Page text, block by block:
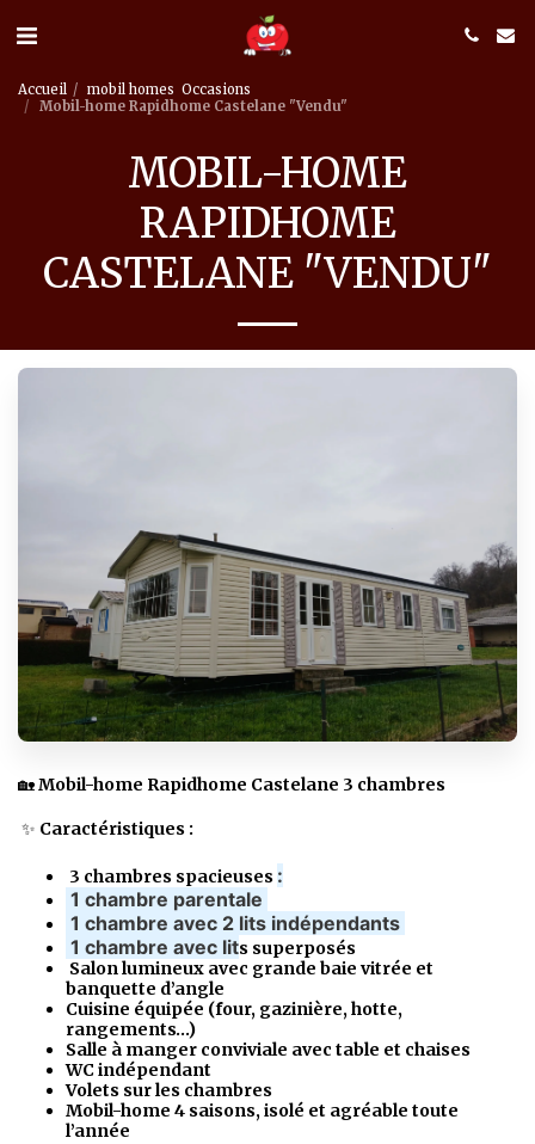
Accueil
mobil homes Occasions
Mobil-home Rapidhome Castelane "Vendu"
MOBIL-HOME
RAPIDHOME
CASTELANE "VENDU"
🏡Mobil-home Rapidhome Castelane 3 chambres
✨ Caractéristiques :
3 chambres spacieuses :
1 chambre parentale
1 chambre avec 2 lits indépendants
1 chambre avec lits superposés
Salon lumineux avec grande baie vitrée et
banquette d’angle
Cuisine équipée (four, gazinière, hotte,
rangements…)
Salle à manger conviviale avec table et chaises
WC indépendant
Volets sur les chambres
Mobil-home 4 saisons, isolé et agréable toute
l’année